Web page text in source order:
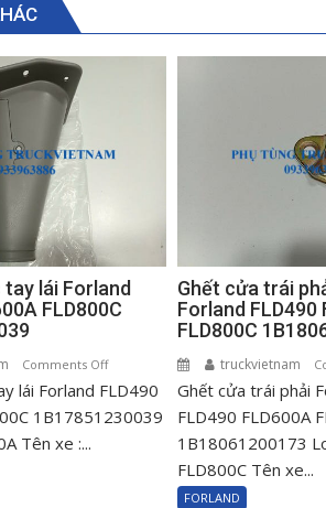
lái Forland
FLD800C
Comments Offon
Ốp
nhựa
lái Forland FLD490
1B17851230039
Tên xe :...
Ghết cửa trái
Forland FLD490
FLD800C
truckvietnam
Ghết cửa trái phải
FLD490 FLD600A
1B18061200173
FLD800C Tên xe...
FORLAND